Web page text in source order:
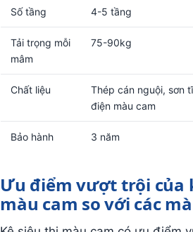
Số tầng 4-5 tầng
Tải trọng mỗi
mâm
75-90kg
Chất liệu
Thép cán nguội, sơn
điện màu cam
Bảo hành 3 năm
Ưu điểm vượt trội của
màu cam so với các